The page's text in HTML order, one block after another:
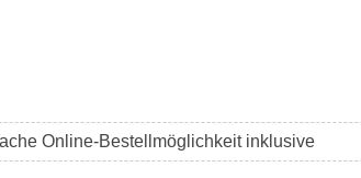
Online-Bestellmöglichkeit inklusive